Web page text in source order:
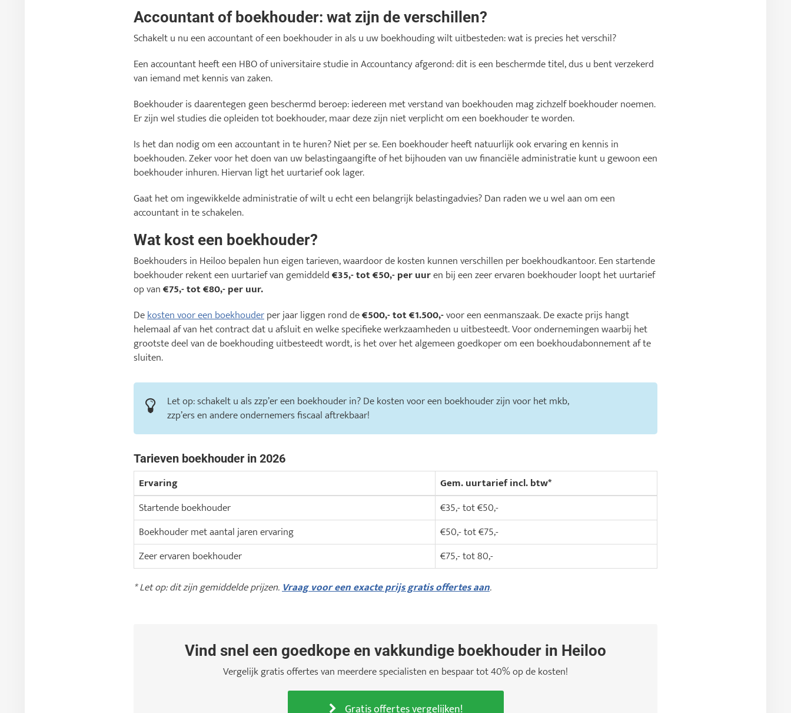
Accountant of boekhouder: wat zijn de verschillen?
Schakelt u nu een accountant of een boekhouder in als u uw boekhouding wilt uitbesteden: wat is precies het verschil?
Een accountant heeft een HBO of universitaire studie in Accountancy afgerond: dit is een beschermde titel, dus u bent verzekerd
van iemand met kennis van zaken.
Boekhouder is daarentegen geen beschermd beroep: iedereen met verstand van boekhouden mag zichzelf boekhouder noemen.
Er zijn wel studies die opleiden tot boekhouder, maar deze zijn niet verplicht om een boekhouder te worden.
Is het dan nodig om een accountant in te huren? Niet per se. Een boekhouder heeft natuurlijk ook ervaring en kennis in
boekhouden. Zeker voor het doen van uw belastingaangifte of het bijhouden van uw financiële administratie kunt u gewoon een
boekhouder inhuren. Hiervan ligt het uurtarief ook lager.
Gaat het om ingewikkelde administratie of wilt u echt een belangrijk belastingadvies? Dan raden we u wel aan om een
accountant in te schakelen.
Wat kost een boekhouder?
Boekhouders in Heiloo bepalen hun eigen tarieven, waardoor de kosten kunnen verschillen per boekhoudkantoor. Een startende
boekhouder rekent een uurtarief van gemiddeld€35,- tot €50,- per uuren bij een zeer ervaren boekhouder loopt het uurtarief
op van€75,- tot €80,- per uur.
Dekosten voor een boekhouderper jaar liggen rond de€500,- tot €1.500,-voor een eenmanszaak. De exacte prijs hangt
helemaal af van het contract dat u afsluit en welke specifieke werkzaamheden u uitbesteedt. Voor ondernemingen waarbij het
grootste deel van de boekhouding uitbesteedt wordt, is het over het algemeen goedkoper om een boekhoudabonnement af te
sluiten.
Let op: schakelt u als zzp’er een boekhouder in? De kosten voor een boekhouder zijn voor het mkb,
zzp’ers en andere ondernemers fiscaal aftrekbaar!
Tarieven boekhouder in 2026
Ervaring
Gem. uurtarief incl. btw*
Startende boekhouder
€35,- tot €50,-
Boekhouder met aantal jaren ervaring
€50,- tot €75,-
Zeer ervaren boekhouder
€75,- tot 80,-
* Let op: dit zijn gemiddelde prijzen.Vraag voor een exacte prijs gratis offertes aan.
Vind snel een goedkope en vakkundige boekhouder in Heiloo
Vergelijk gratis offertes van meerdere specialisten en bespaar tot 40% op de kosten!